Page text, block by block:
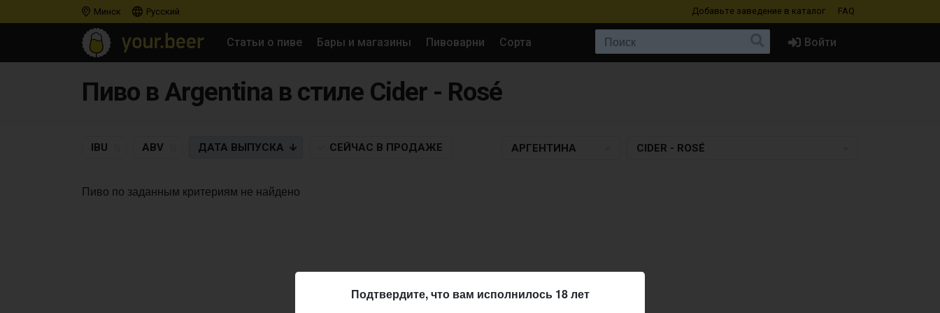
Минск Русский Добавьте заведение в каталог FAQ
Статьи о пиве Бары и магазины Пивоварни Сорта Войти
Пиво в Argentina в стиле Cider - Rosé
IBU ABV ДАТА ВЫПУСКА СЕЙЧАС В ПРОДАЖЕ АРГЕНТИНА CIDER - ROSÉ
Пиво по заданным критериям не найдено
Подтвердите, что вам исполнилось 18 лет